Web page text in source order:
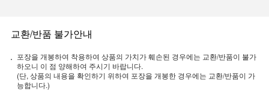
교환/반품 불가안내
포장을 개봉하여 착용하여 상품의 가치가 훼손된 경우에는 교환/반품이 불가
하오니 이 점 양해하여 주시기 바랍니다.
(단, 상품의 내용을 확인하기 위하여 포장을 개봉한 경우에는 교환/반품이 가
능합니다.)